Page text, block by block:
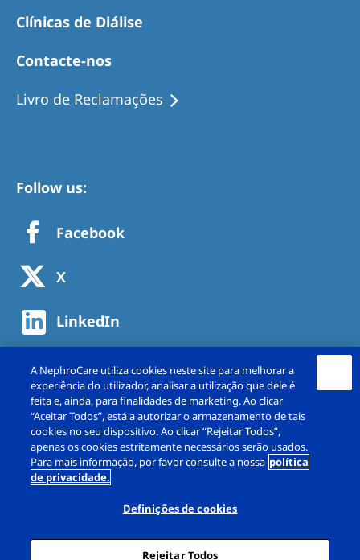
Clínicas de Diálise
Contacte-nos
Livro de Reclamações
Follow us:
Facebook
X
LinkedIn
Copyright © NephroCare Portugal, S.A. 2026. All
Aviso legal
Política de Privacidade
A NephroCare utiliza cookies neste site para melhorar a
experiência do utilizador, analisar a utilização que dele é
feita e, ainda, para finalidades de marketing. Ao clicar
“Aceitar Todos”, está a autorizar o armazenamento de tais
cookies no seu dispositivo. Ao clicar “Rejeitar Todos”,
apenas os cookies estritamente necessários serão usados.
Para mais informação, por favor consulte a nossa política
de privacidade.
Definições de cookies
Rejeitar Todos